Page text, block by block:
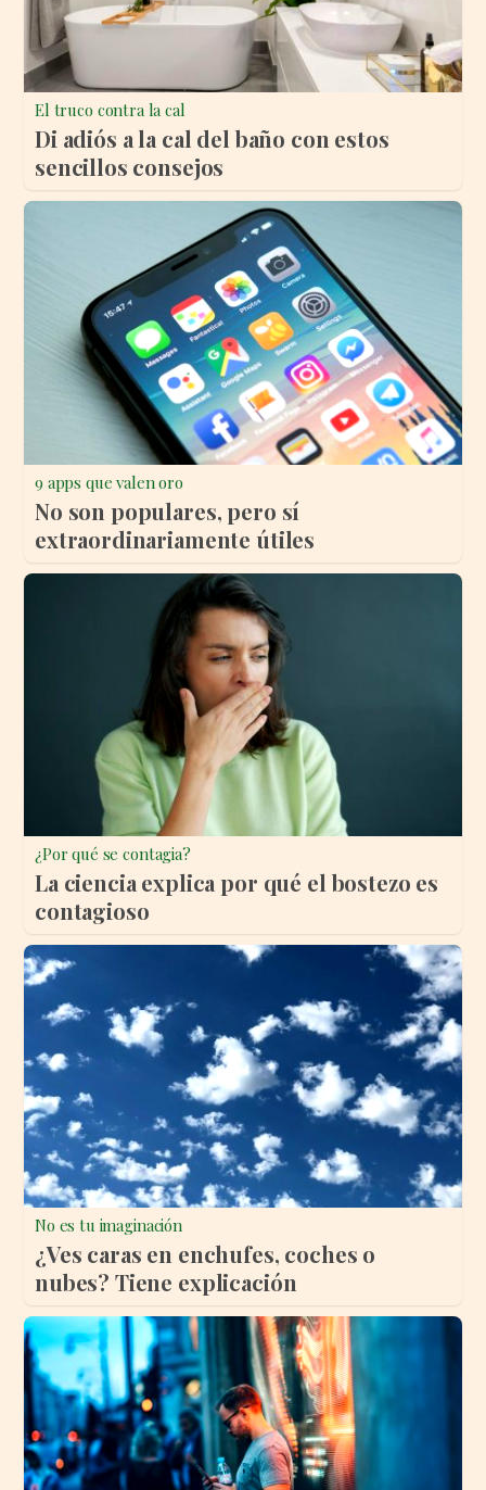
El truco contra la cal
Di adiós a la cal del baño con estos
sencillos consejos
9 apps que valen oro
No son populares, pero sí
extraordinariamente útiles
¿Por qué se contagia?
La ciencia explica por qué el bostezo es
contagioso
No es tu imaginación
¿Ves caras en enchufes, coches o
nubes? Tiene explicación